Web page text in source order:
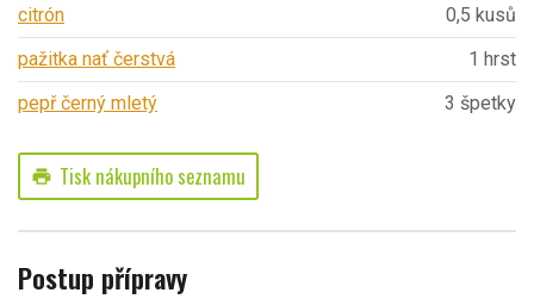
citrón
0,5 kusů
pažitka nať čerstvá
1 hrst
pepř černý mletý
3 špetky
print Tisk nákupního seznamu
Postup přípravy